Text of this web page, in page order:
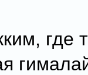
где